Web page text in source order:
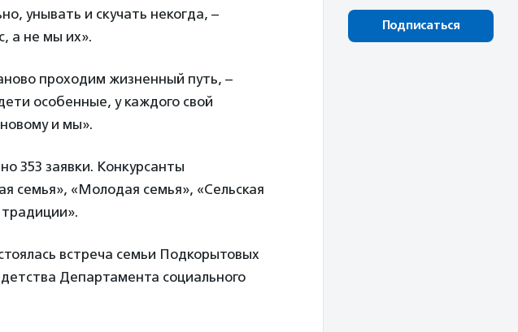
унывать и скучать некогда, –
а не мы их».
проходим жизненный путь, –
особенные, у каждого свой
и мы».
353 заявки. Конкурсанты
семья», «Молодая семья», «Сельская
встреча семьи Подкорытовых
Департамента социального
Подписаться